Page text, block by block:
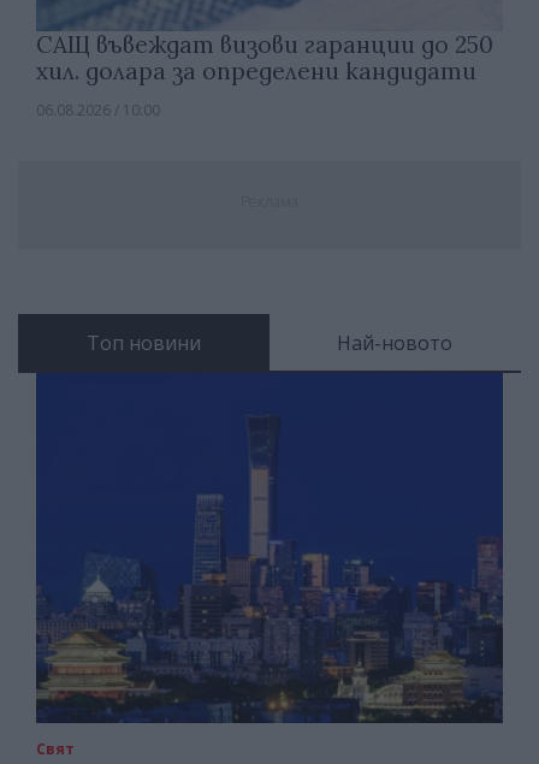
САЩ въвеждат визови гаранции до 250
хил. долара за определени кандидати
06.08.2026 / 10:00
Топ новини Най-новото
Свят